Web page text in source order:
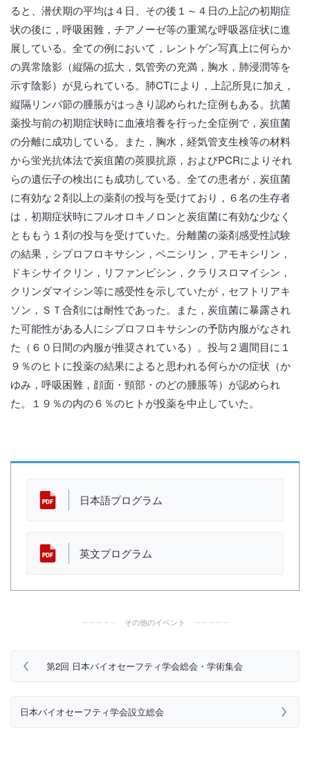
ると、潜伏期の平均は４日、その後１～４日の上記の初期症
状の後に，呼吸困難，チアノーゼ等の重篤な呼吸器症状に進
展している。全ての例において，レントゲン写真上に何らか
の異常陰影（縦隔の拡大，気管旁の充満，胸水，肺浸潤等を
示す陰影）が見られている。肺CTにより，上記所見に加え，
縦隔リンパ節の腫脹がはっきり認められた症例もある。抗菌
薬投与前の初期症状時に血液培養を行った全症例で，炭疽菌
の分離に成功している。また，胸水，経気管支生検等の材料
から蛍光抗体法で炭疽菌の莢膜抗原，およびPCRによりそれ
らの遺伝子の検出にも成功している。全ての患者が，炭疽菌
に有効な２剤以上の薬剤の投与を受けており，６名の生存者
は，初期症状時にフルオロキノロンと炭疽菌に有効な少なく
とももう１剤の投与を受けていた。分離菌の薬剤感受性試験
の結果，シプロフロキサシン，ペニシリン，アモキシリン，
ドキシサイクリン，リファンピシン，クラリスロマイシン，
クリンダマイシン等に感受性を示していたが，セフトリアキ
ソン，ＳＴ合剤には耐性であった。また，炭疽菌に暴露され
た可能性がある人にシプロフロキサシンの予防内服がなされ
た（６０日間の内服が推奨されている）。投与２週間目に１
９％のヒトに投薬の結果によると思われる何らかの症状（か
ゆみ，呼吸困難，顔面・頸部・のどの腫脹等）が認められ
た。１９％の内の６％のヒトが投薬を中止していた。
日本語プログラム
英文プログラム
その他のイベント
第2回 日本バイオセーフティ学会総会・学術集会
日本バイオセーフティ学会設立総会